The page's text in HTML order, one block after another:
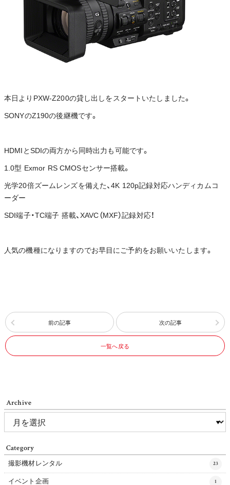
本日よりPXW-Z200の貸し出しをスタートいたしました。
SONYのZ190の後継機です。
HDMIとSDIの両方から同時出力も可能です。
1.0型 Exmor RS CMOSセンサー搭載。
光学20倍ズームレンズを備えた、4K 120p記録対応ハンディカムコ
ーダー
SDI端子・TC端子 搭載、XAVC（MXF）記録対応！
人気の機種になりますのでお早目にご予約をお願いいたします。
前の記事 次の記事
一覧へ戻る
Archive
Category
撮影機材レンタル 23
イベント企画 1